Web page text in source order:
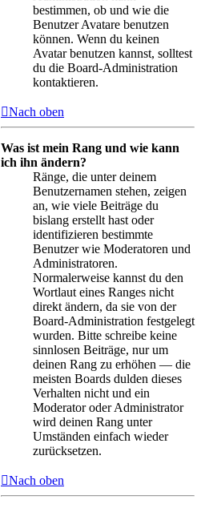
bestimmen, ob und wie die
Benutzer Avatare benutzen
können. Wenn du keinen
Avatar benutzen kannst, solltest
du die Board-Administration
kontaktieren.
Nach oben
Was ist mein Rang und wie kann
ich ihn ändern?
Ränge, die unter deinem
Benutzernamen stehen, zeigen
an, wie viele Beiträge du
bislang erstellt hast oder
identifizieren bestimmte
Benutzer wie Moderatoren und
Administratoren.
Normalerweise kannst du den
Wortlaut eines Ranges nicht
direkt ändern, da sie von der
Board-Administration festgelegt
wurden. Bitte schreibe keine
sinnlosen Beiträge, nur um
deinen Rang zu erhöhen — die
meisten Boards dulden dieses
Verhalten nicht und ein
Moderator oder Administrator
wird deinen Rang unter
Umständen einfach wieder
zurücksetzen.
Nach oben